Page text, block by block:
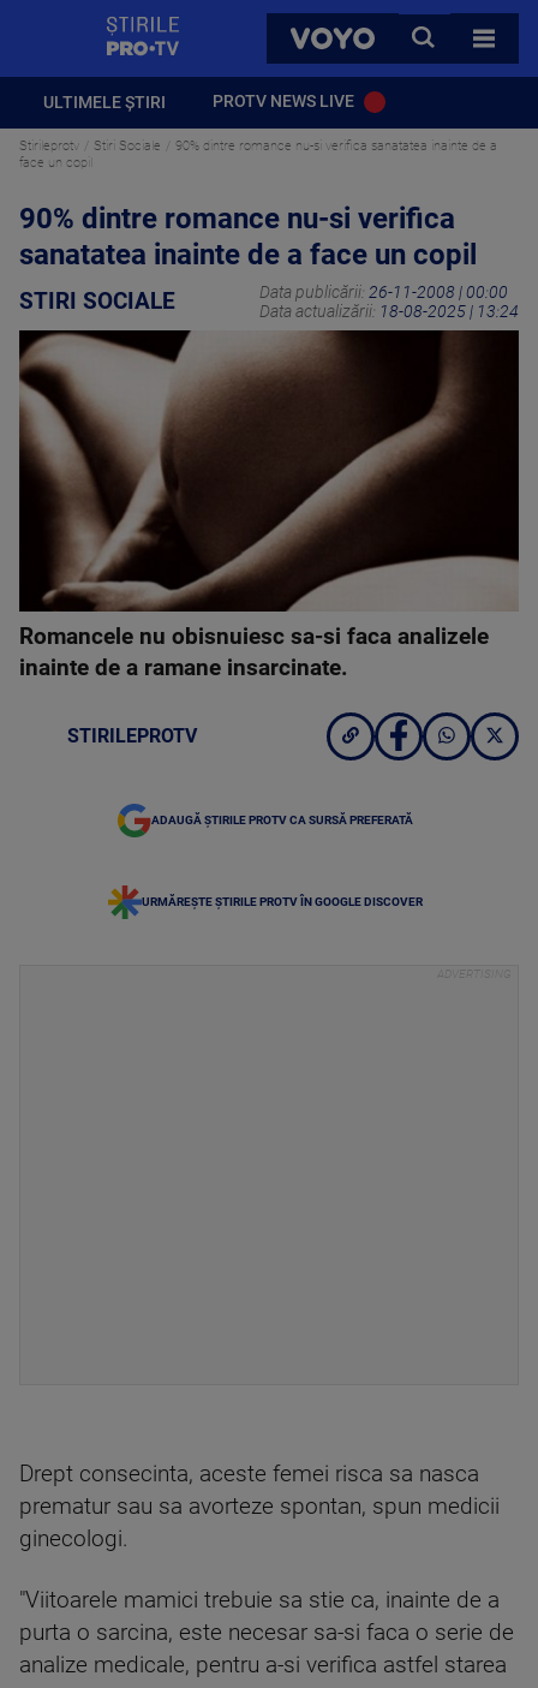
VOYO
CAUTA
TOATE
ULTIMELE ȘTIRI PROTV NEWS LIVE
Stirileprotv Stiri Sociale
90% dintre romance nu-si verifica sanatatea inainte de a
face un copil
90% dintre romance nu-si verifica
sanatatea inainte de a face un copil
STIRI SOCIALE Data publicării: 26-11-2008 | 00:00
Data actualizării: 18-08-2025 | 13:24
Romancele nu obisnuiesc sa-si faca analizele
inainte de a ramane insarcinate.
STIRILEPROTV
ADAUGĂ ȘTIRILE PROTV CA SURSĂ PREFERATĂ
URMĂREȘTE ȘTIRILE PROTV ÎN GOOGLE DISCOVER
Drept consecinta, aceste femei risca sa nasca
prematur sau sa avorteze spontan, spun medicii
ginecologi.
"Viitoarele mamici trebuie sa stie ca, inainte de a
purta o sarcina, este necesar sa-si faca o serie de
analize medicale, pentru a-si verifica astfel starea